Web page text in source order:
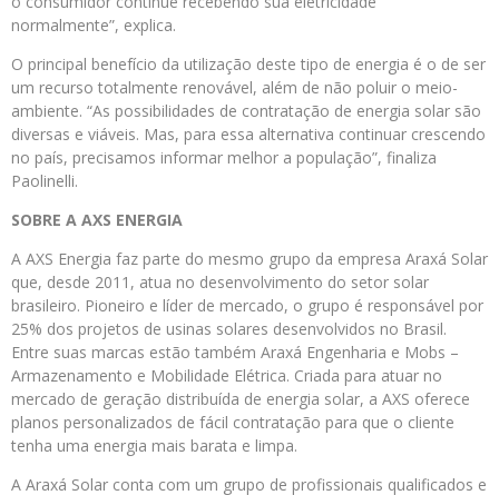
normalmente”, explica.
O principal benefício da utilização deste tipo de energia é o de ser
um recurso totalmente renovável, além de não poluir o meio-
ambiente. “As possibilidades de contratação de energia solar são
diversas e viáveis. Mas, para essa alternativa continuar crescendo
no país, precisamos informar melhor a população”, finaliza
Paolinelli.
SOBRE A AXS ENERGIA
A AXS Energia faz parte do mesmo grupo da empresa Araxá Solar
que, desde 2011, atua no desenvolvimento do setor solar
brasileiro. Pioneiro e líder de mercado, o grupo é responsável por
25% dos projetos de usinas solares desenvolvidos no Brasil.
Entre suas marcas estão também Araxá Engenharia e Mobs –
Armazenamento e Mobilidade Elétrica. Criada para atuar no
mercado de geração distribuída de energia solar, a AXS oferece
planos personalizados de fácil contratação para que o cliente
tenha uma energia mais barata e limpa.
A Araxá Solar conta com um grupo de profissionais qualificados e